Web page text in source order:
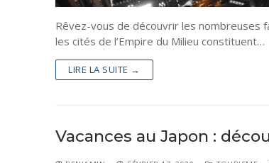
Rêvez-vous de découvrir les nombreuses
les cités de l’Empire du Milieu constituent…
LIRE LA SUITE →
Vacances au Japon :